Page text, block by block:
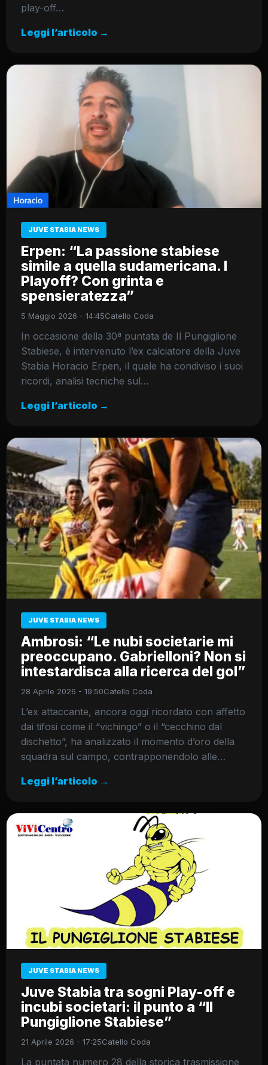
play-off…
Leggi l’articolo →
JUVE STABIA NEWS
Erpen: “La passione stabiese
simile a quella sudamericana. I
Playoff? Con grinta e
spensieratezza”
5 Maggio 2026 - 14:45Catello Coda
In occasione della 30ª puntata de Il Pungiglione
Stabiese, è intervenuto l’ex calciatore della Juve
Stabia Horacio Erpen, il quale ha condiviso i suoi
ricordi, analisi tecniche sul…
Leggi l’articolo →
JUVE STABIA NEWS
Ambrosi: “Le nubi societarie mi
preoccupano. Gabrielloni? Non si
intestardisca alla ricerca del gol”
28 Aprile 2026 - 19:50Catello Coda
L’ex attaccante, ancora oggi ricordato con affetto
dai tifosi come il “vichingo” o il “cecchino dal
dischetto”, ha analizzato il momento d’oro della
squadra sul campo, contrapponendolo alle…
Leggi l’articolo →
JUVE STABIA NEWS
Juve Stabia tra sogni Play-off e
incubi societari: il punto a “Il
Pungiglione Stabiese”
21 Aprile 2026 - 17:25Catello Coda
La puntata numero 28 della storica trasmissione